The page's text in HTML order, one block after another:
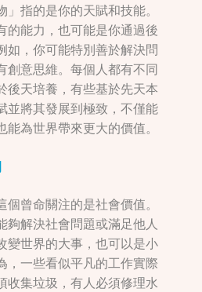
指的是你的天賦和技能。
的能力，也可能是你通過後
如，你可能特別善於解決問
創意思維。每個人都有不同
後天培養，有些基於先天本
並將其發展到極致，不僅能
為世界帶來更大的價值。
個曾命關注的是社會價值。
夠解決社會問題或滿足他人
變世界的大事，也可以是小
，一些看似平凡的工作實際
收集垃圾，有人必須修理水